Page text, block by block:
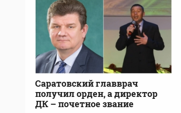
Саратовский главврач
получил орден, а директор
ДК – почетное звание